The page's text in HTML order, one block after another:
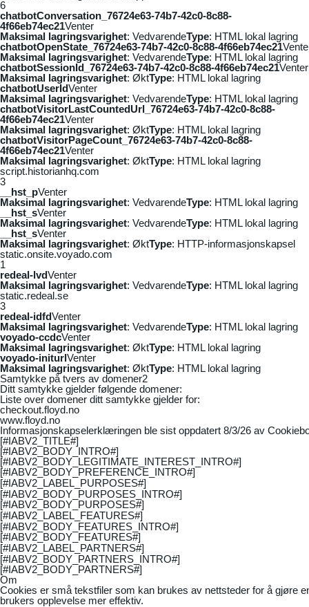
6
chatbotConversation_76724e63-74b7-42c0-8c88-
4f66eb74ec21Venter
Maksimal lagringsvarighet: VedvarendeType: HTML lokal lagring
chatbotOpenState_76724e63-74b7-42c0-8c88-4f66eb74ec21
Maksimal lagringsvarighet: VedvarendeType: HTML lokal lagring
chatbotSessionId_76724e63-74b7-42c0-8c88-4f66eb74ec21Venter
Maksimal lagringsvarighet: ØktType: HTML lokal lagring
chatbotUserIdVenter
Maksimal lagringsvarighet: VedvarendeType: HTML lokal lagring
chatbotVisitorLastCountedUrl_76724e63-74b7-42c0-8c88-
4f66eb74ec21Venter
Maksimal lagringsvarighet: ØktType: HTML lokal lagring
chatbotVisitorPageCount_76724e63-74b7-42c0-8c88-
4f66eb74ec21Venter
Maksimal lagringsvarighet: ØktType: HTML lokal lagring
script.historianhq.com
3
__hst_pVenter
Maksimal lagringsvarighet: VedvarendeType: HTML lokal lagring
__hst_sVenter
Maksimal lagringsvarighet: VedvarendeType: HTML lokal lagring
__hst_sVenter
Maksimal lagringsvarighet: ØktType: HTTP-informasjonskapsel
static.onsite.voyado.com
1
redeal-lvdVenter
Maksimal lagringsvarighet: VedvarendeType: HTML lokal lagring
static.redeal.se
3
redeal-idfdVenter
Maksimal lagringsvarighet: VedvarendeType: HTML lokal lagring
voyado-ccdcVenter
Maksimal lagringsvarighet: ØktType: HTML lokal lagring
voyado-initurlVenter
Maksimal lagringsvarighet: ØktType: HTML lokal lagring
Samtykke på tvers av domener2
Ditt samtykke gjelder følgende domener:
Liste over domener ditt samtykke gjelder for:
checkout.floyd.no
www.floyd.no
Informasjonskapselerklæringen ble sist oppdatert 8/3/26 av
[#IABV2_TITLE#]
[#IABV2_BODY_INTRO#]
[#IABV2_BODY_LEGITIMATE_INTEREST_INTRO#]
[#IABV2_BODY_PREFERENCE_INTRO#]
[#IABV2_LABEL_PURPOSES#]
[#IABV2_BODY_PURPOSES_INTRO#]
[#IABV2_BODY_PURPOSES#]
[#IABV2_LABEL_FEATURES#]
[#IABV2_BODY_FEATURES_INTRO#]
[#IABV2_BODY_FEATURES#]
[#IABV2_LABEL_PARTNERS#]
[#IABV2_BODY_PARTNERS_INTRO#]
[#IABV2_BODY_PARTNERS#]
Om
Cookies er små tekstfiler som kan brukes av nettsteder for å gjøre
brukers opplevelse mer effektiv.